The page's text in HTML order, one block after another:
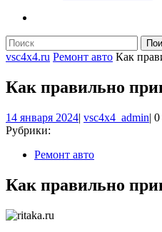
КНОПКА
Найти:
vsc4x4.ru Ремонт авто Как
Как правильно
14 января 202414
| vsc4x4_admin| 0
Рубрики:
Ремонт авто
Как правильно